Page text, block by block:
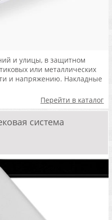
и улицы, в защитном
или металлических
и напряжению. Накладные
Перейти в каталог
система